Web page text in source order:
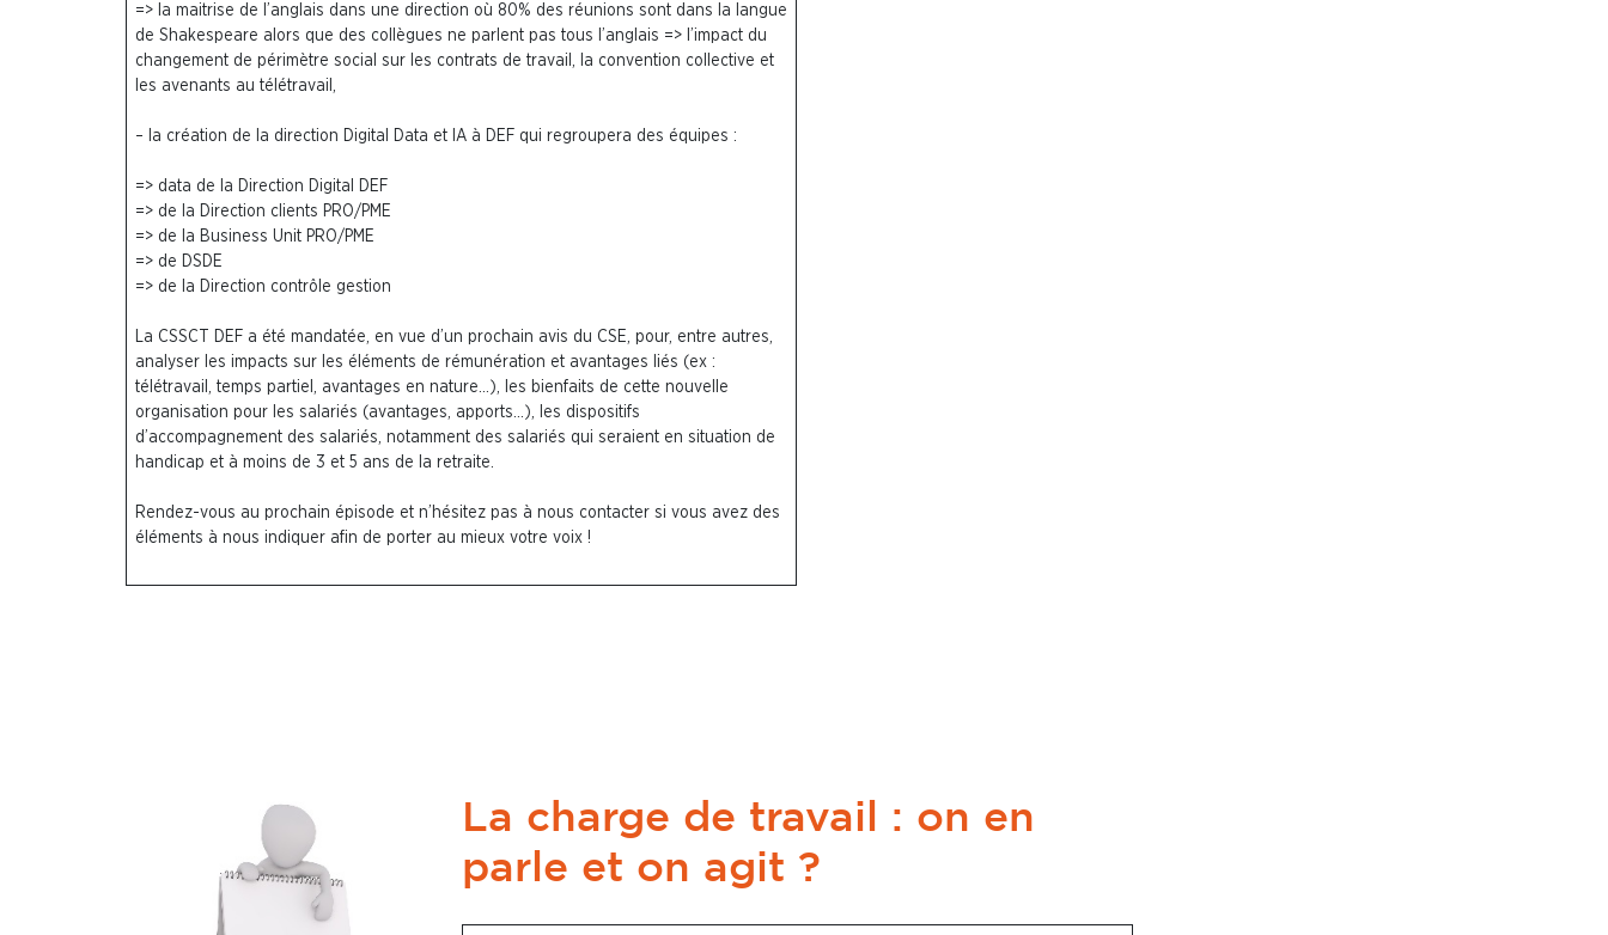
=> la maitrise de l’anglais dans une direction où 80% des réunions sont dans la langue
de Shakespeare alors que des collègues ne parlent pas tous l’anglais => l’impact du
changement de périmètre social sur les contrats de travail, la convention collective et
les avenants au télétravail,
– la création de la direction Digital Data et IA à DEF qui regroupera des équipes :
=> data de la Direction Digital DEF
=> de la Direction clients PRO/PME
=> de la Business Unit PRO/PME
=> de DSDE
=> de la Direction contrôle gestion
La CSSCT DEF a été mandatée, en vue d’un prochain avis du CSE, pour, entre autres,
analyser les impacts sur les éléments de rémunération et avantages liés (ex :
télétravail, temps partiel, avantages en nature…), les bienfaits de cette nouvelle
organisation pour les salariés (avantages, apports…), les dispositifs
d’accompagnement des salariés, notamment des salariés qui seraient en situation de
handicap et à moins de 3 et 5 ans de la retraite.
Rendez-vous au prochain épisode et n’hésitez pas à nous contacter si vous avez des
éléments à nous indiquer afin de porter au mieux votre voix !
La charge de travail : on en
parle et on agit ?